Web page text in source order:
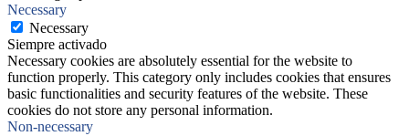
Necessary
Necessary
Siempre activado
Necessary cookies are absolutely essential for the website to
function properly. This category only includes cookies that ensures
basic functionalities and security features of the website. These
cookies do not store any personal information.
Non-necessary